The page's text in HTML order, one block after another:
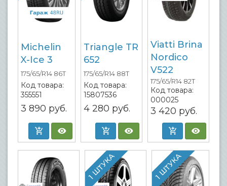
Michelin
X-Ice 3
175/65/R14 86T
Код товара:
355551
3 890 руб.
Triangle TR
652
175/65/R14 88T
Код товара:
15807536
4 280 руб.
Viatti Brina
Nordico
V522
175/65/R14 82T
Код товара:
000025
3 420 руб.
1 ШТУКА 1 ШТУКА